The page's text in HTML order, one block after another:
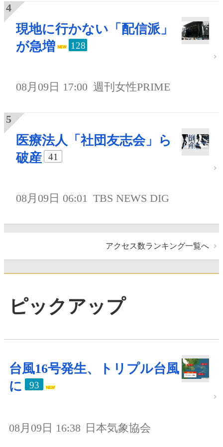
現地に行かない「配信派」
が急増
128
08月09日 17:00 週刊女性PRIME
医療法人「社団友志会」ら
破産
41
08月09日 06:01 TBS NEWS DIG
アクセス数ランキング一覧へ
ピックアップ
台風16号発生、トリプル台風
に
93
08月09日 16:38 日本気象協会